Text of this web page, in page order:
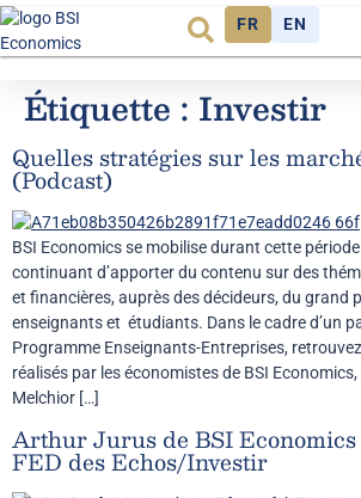
FR EN
Étiquette : Investir
Quelles stratégies sur les
(Podcast)
BSI Economics se mobilise durant cette
continuant d’apporter du contenu sur des
et financières, auprès des décideurs, du grand
enseignants et étudiants. Dans le cadre d’un
Programme Enseignants-Entreprises,
réalisés par les économistes de BSI
Melchior […]
Arthur Jurus de BSI
FED des Echos/Investir